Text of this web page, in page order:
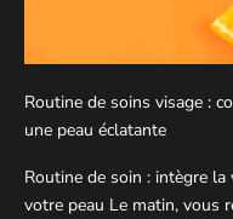
Routine de soins visage :
une peau éclatante
Routine de soin : intègre
votre peau Le matin, vous